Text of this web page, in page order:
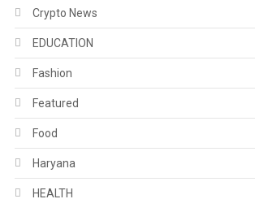
Crypto News
EDUCATION
Fashion
Featured
Food
Haryana
HEALTH